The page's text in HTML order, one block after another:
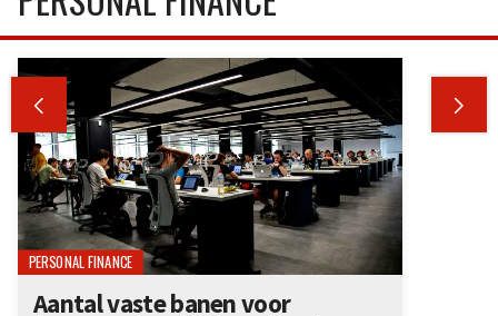
 
PERSONAL FINANCE
Aantal vaste banen voor